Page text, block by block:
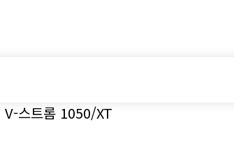
스트롬 1050/XT